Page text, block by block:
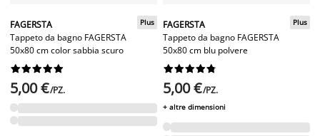
FAGERSTA
Tappeto da bagno FAGERSTA
50x80 cm color sabbia scuro
Plus






5,00 €/PZ.
FAGERSTA
Tappeto da bagno FAGERSTA
50x80 cm blu polvere
Plus






5,00 €/PZ.
+ altre dimensioni